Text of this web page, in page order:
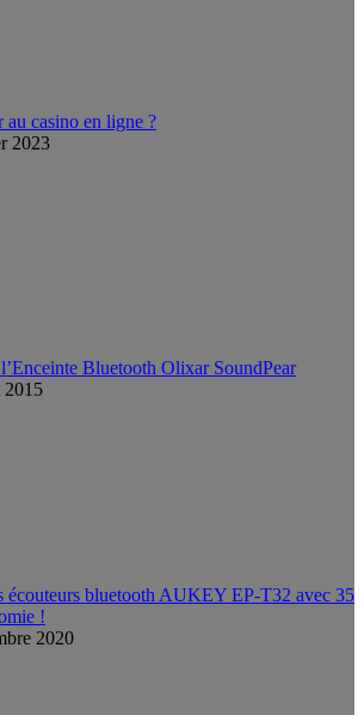
au casino en ligne ?
2023
Bluetooth Olixar SoundPear
2015
écouteurs bluetooth AUKEY EP-T32 avec 35
!
2020